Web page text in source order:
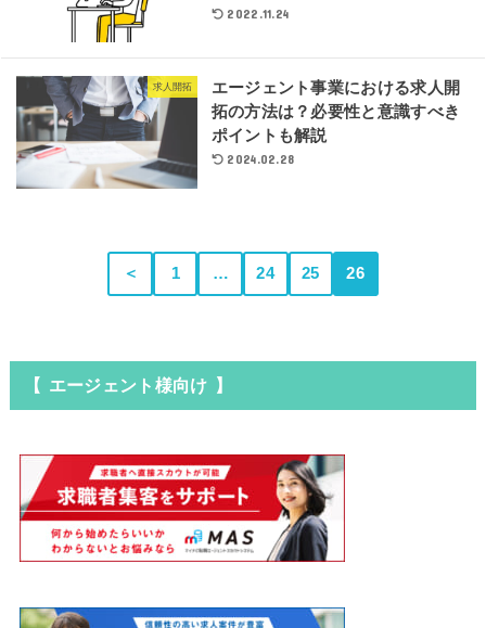
2022.11.24
求人開拓
エージェント事業における求人開
拓の方法は？必要性と意識すべき
ポイントも解説
2024.02.28
＜ 1 … 24 25 26
【 エージェント様向け 】